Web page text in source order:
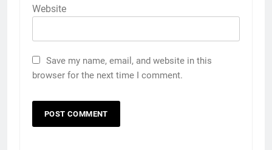
Website
Save my name, email, and website in this
browser for the next time I comment.